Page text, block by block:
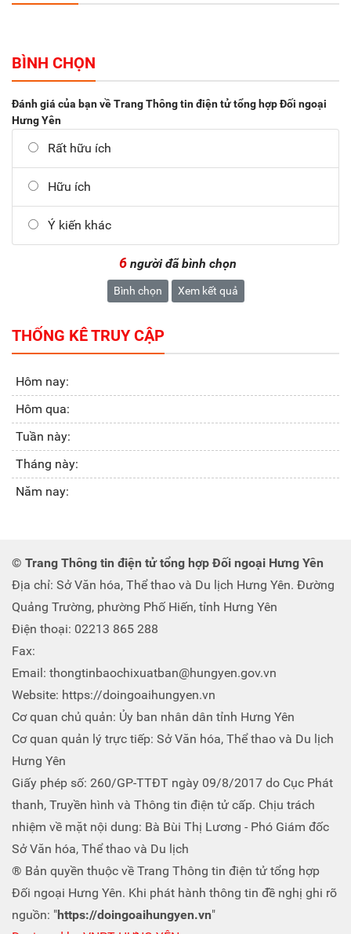
BÌNH CHỌN
Đánh giá của bạn về Trang Thông tin điện tử tổng hợp Đối ngoại
Hưng Yên
Rất hữu ích
Hữu ích
Ý kiến khác
6 người đã bình chọn
Bình chọn Xem kết quả
THỐNG KÊ TRUY CẬP
Hôm nay:
Hôm qua:
Tuần này:
Tháng này:
Năm nay:
© Trang Thông tin điện tử tổng hợp Đối ngoại Hưng Yên
Địa chỉ: Sở Văn hóa, Thể thao và Du lịch Hưng Yên. Đường
Quảng Trường, phường Phố Hiến, tỉnh Hưng Yên
Điện thoại: 02213 865 288
Fax:
Email: thongtinbaochixuatban@hungyen.gov.vn
Website: https://doingoaihungyen.vn
Cơ quan chủ quản: Ủy ban nhân dân tỉnh Hưng Yên
Cơ quan quản lý trực tiếp: Sở Văn hóa, Thể thao và Du lịch
Hưng Yên
Giấy phép số: 260/GP-TTĐT ngày 09/8/2017 do Cục Phát
thanh, Truyền hình và Thông tin điện tử cấp. Chịu trách
nhiệm về mặt nội dung: Bà Bùi Thị Lương - Phó Giám đốc
Sở Văn hóa, Thể thao và Du lịch
® Bản quyền thuộc về Trang Thông tin điện tử tổng hợp
Đối ngoại Hưng Yên. Khi phát hành thông tin đề nghị ghi rõ
nguồn: "https://doingoaihungyen.vn"